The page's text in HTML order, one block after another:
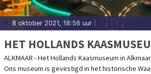
8 oktober 2021, 18:56 uur
HET HOLLANDS
ALKMAAR - Het Hollands Kaasmuseum in
Ons museum is gevestigd in het historische